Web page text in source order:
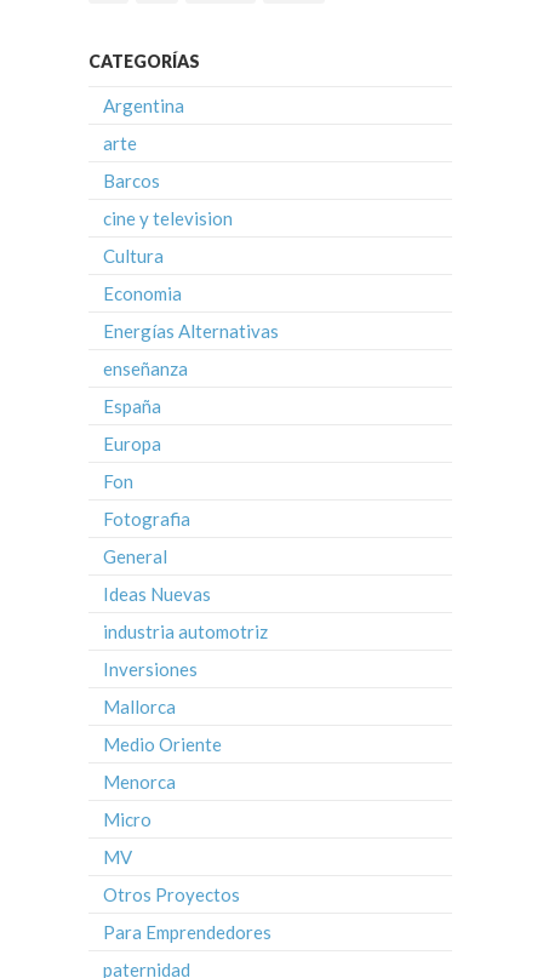
CATEGORÍAS
Argentina
arte
Barcos
cine y television
Cultura
Economia
Energías Alternativas
enseñanza
España
Europa
Fon
Fotografia
General
Ideas Nuevas
industria automotriz
Inversiones
Mallorca
Medio Oriente
Menorca
Micro
MV
Otros Proyectos
Para Emprendedores
paternidad